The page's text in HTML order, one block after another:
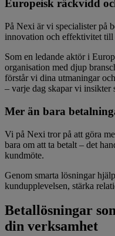
Europeisk räckvidd
På Nexi är vi specialister på
innovation och effektivitet till
Som en ledande aktör i
organisation med djup
förstår vi dina utmaningar
– varje dag skapar vi insikter
Mer än bara
Vi på Nexi tror på att göra
bara om att ta betalt – det
kundmöte.
Genom smarta lösningar
kundupplevelsen, stärka
Betallösningar
din verksamhet